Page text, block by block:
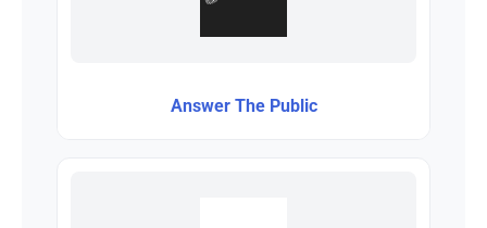
Answer The Public